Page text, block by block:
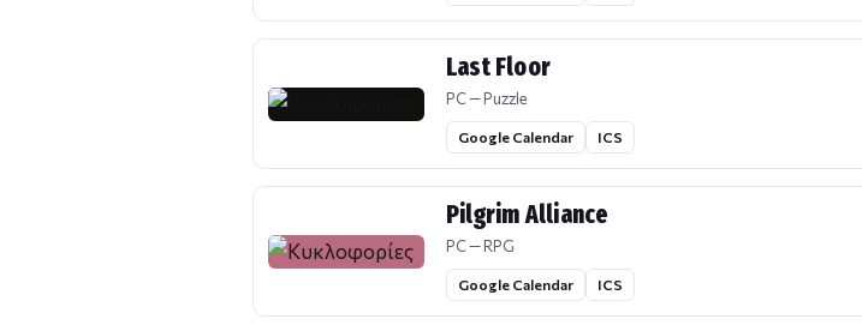
Last Floor
PC — Puzzle
Google Calendar ICS
Pilgrim Alliance
PC — RPG
Google Calendar ICS